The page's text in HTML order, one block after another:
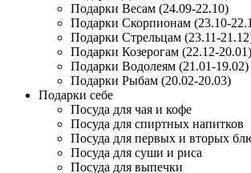
Подарки Весам (24.09-22.10)
Подарки Скорпионам (23.10-
Подарки Стрельцам (23.11-
Подарки Козерогам (22.12-20.01)
Подарки Водолеям (21.01-19.02)
Подарки Рыбам (20.02-20.03)
Подарки себе
Посуда для чая и кофе
Посуда для спиртных напитков
Посуда для первых и вторых
Посуда для суши и риса
Посуда для выпечки